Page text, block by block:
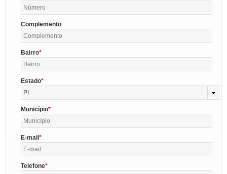
Complemento
Bairro
Estado
PI
Município
E-mail
Telefone